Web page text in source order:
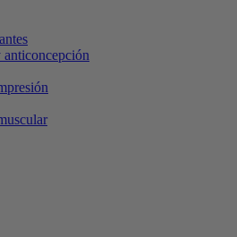
anticoncepción